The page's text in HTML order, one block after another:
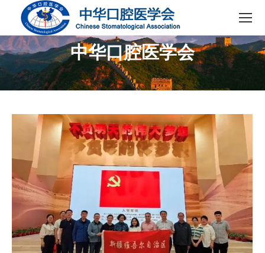
中华口腔医学会
您在这里：